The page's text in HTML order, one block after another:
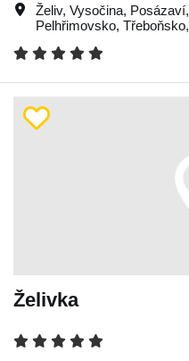
Želiv, Vysočina, Posázaví,
Pelhřimovsko, Třeboňsko,
Želivka